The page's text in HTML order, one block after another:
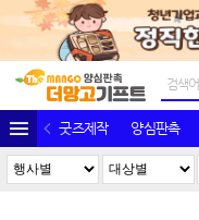
굿즈제작 양심판촉